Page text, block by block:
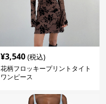
¥3,540 (税込)
花柄フロッキープリントタイト
ワンピース